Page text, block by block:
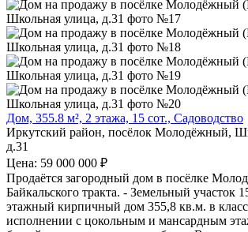
Дом, 355.8 м², 2 этажа, 15 сот., Садоводство
Иркутский район, посёлок Молодёжный,
д.31
Цена: 59 000 000 ₽
Продаётся загородный дом в посёлке
Байкальского тракта. - Земельный участок
этажный кирпичный дом 355,8 кв.м. в
исполнении с цокольным и мансардным